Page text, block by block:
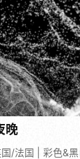
晚
/法国 | 彩色&